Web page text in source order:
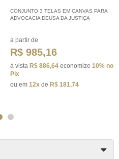
CONJUNTO 3 TELAS EM CANVAS PARA
ADVOCACIA DEUSA DA JUSTIÇA
R$ 985,16
à vista R$ 886,64 economize 10% no
Pix
ou em 12x de R$ 181,74